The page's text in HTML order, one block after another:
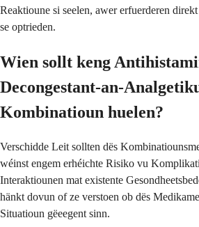
Reaktioune si seelen, awer erfuerderen
se optrieden.
Wien sollt keng
Decongestant-an-
Kombinatioun huelen?
Verschidde Leit sollten dës
wéinst engem erhéichte Risiko vu
Interaktiounen mat existente
hänkt dovun of ze verstoen ob dës
Situatioun gëeegent sinn.